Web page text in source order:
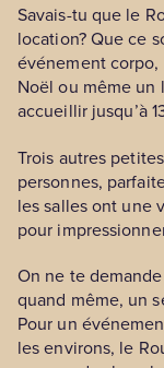
Savais-tu que le
location? Que ce
événement
Noël ou même un
accueillir jusqu’à
Trois autres
personnes,
les salles ont une
pour
On ne te
quand même, un
Pour un
les environs, le